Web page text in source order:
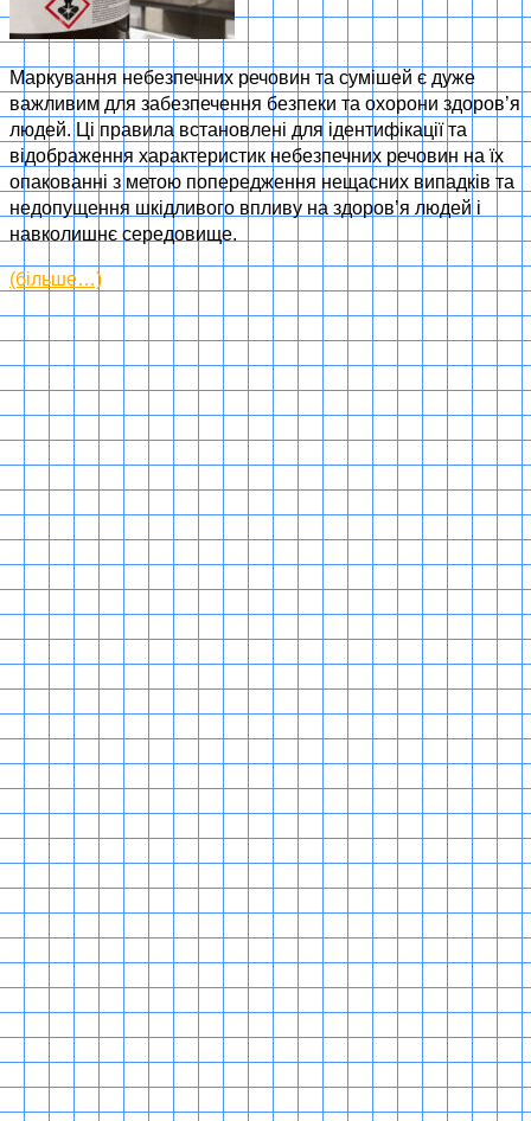
Маркування небезпечних речовин та сумішей є дуже
важливим для забезпечення безпеки та охорони здоров’я
людей. Ці правила встановлені для ідентифікації та
відображення характеристик небезпечних речовин на їх
опакованні з метою попередження нещасних випадків та
недопущення шкідливого впливу на здоров’я людей і
навколишнє середовище.
(більше…)